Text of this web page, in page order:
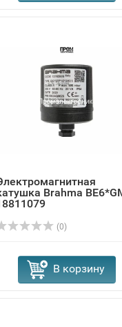
Brahma
(0)
В корзину